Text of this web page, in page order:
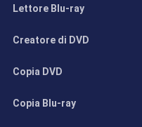
Lettore Blu-ray
Creatore di DVD
Copia DVD
Copia Blu-ray